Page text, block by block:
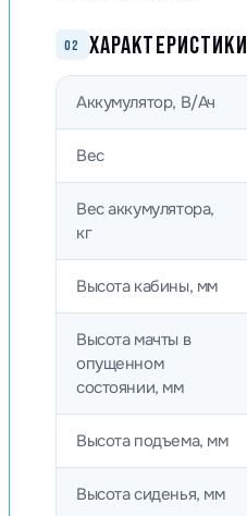
02 ХАРАКТЕРИСТИКИ
Аккумулятор, В/Ач
Вес
Вес аккумулятора,
кг
Высота кабины, мм
Высота мачты в
опущенном
состоянии, мм
Высота подъема, мм
Высота сиденья, мм